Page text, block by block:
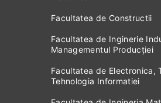
Facultatea de Constructii
Facultatea de Inginerie
Managementul Producției
Facultatea de Electronica,
Tehnologia Informatiei